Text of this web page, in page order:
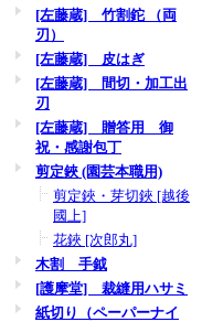
[左藤蔵] 竹割鉈 （両
刃）
[左藤蔵] 皮はぎ
[左藤蔵] 間切・加工出
刃
[左藤蔵] 贈答用 御
祝・感謝包丁
剪定鋏 (園芸本職用)
剪定鋏・芽切鋏 [越後
國上]
花鋏 [次郎丸]
木割 手鉞
[護摩堂] 裁縫用ハサミ
紙切り（ペーパーナイ